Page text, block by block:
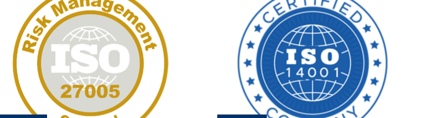
Пн-Пт: 9:00-18:00
nur@pacifica.kz